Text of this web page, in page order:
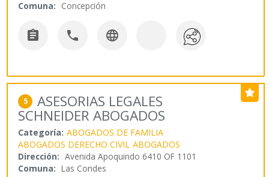
Comuna: Concepción
  
5 ASESORIAS LEGALES
SCHNEIDER ABOGADOS
Categoría: ABOGADOS DE FAMILIA
ABOGADOS DERECHO CIVIL ABOGADOS
Dirección: Avenida Apoquindo 6410 OF 1101
Comuna: Las Condes